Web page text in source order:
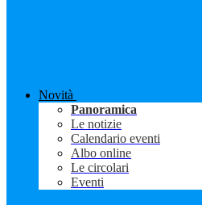
Novità
Panoramica
Le notizie
Calendario eventi
Albo online
Le circolari
Eventi